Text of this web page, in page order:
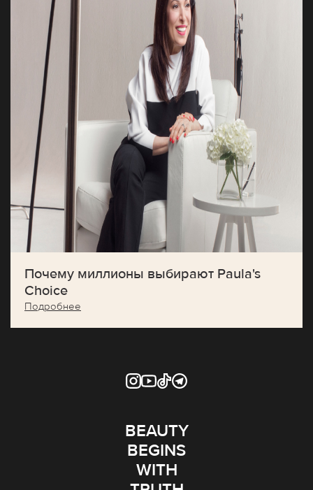
Почему миллионы выбирают Paula's
Choice
Подробнее
BEAUTY
BEGINS
WITH